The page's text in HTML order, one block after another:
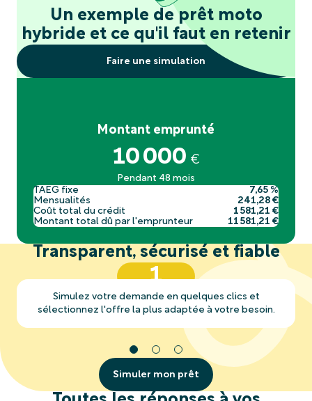
Un exemple de prêt moto
hybride et ce qu'il faut en retenir
Faire une simulation
Montant emprunté
10 000 €
Pendant 48 mois
TAEG fixe
7,65 %
Mensualités
241,28 €
Coût total du crédit
1 581,21 €
Montant total dû par l'emprunteur
11 581,21 €
Transparent, sécurisé et fiable
1
Simulez votre demande en quelques clics et
sélectionnez l'offre la plus adaptée à votre besoin.
Simuler mon prêt